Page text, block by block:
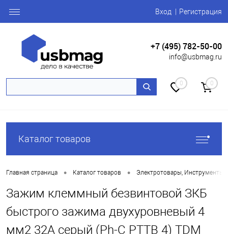
Вход Регистрация
+7 (495) 782-50-00
info@usbmag.ru
0 0
Каталог товаров
Главная страница • Каталог товаров • Электротовары, Инструменты
Зажим клеммный безвинтовой ЗКБ
быстрого зажима двухуровневый 4
мм2 32А серый (Ph-C PTTB 4) TDM